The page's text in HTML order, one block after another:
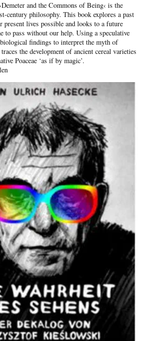
and the Commons of Being‹ is the
century philosophy. This book explores a past
present lives possible and looks to a future
to pass without our help. Using a speculative
biological findings to interpret the myth of
the development of ancient cereal varieties
Poaceae ‘as if by magic’.